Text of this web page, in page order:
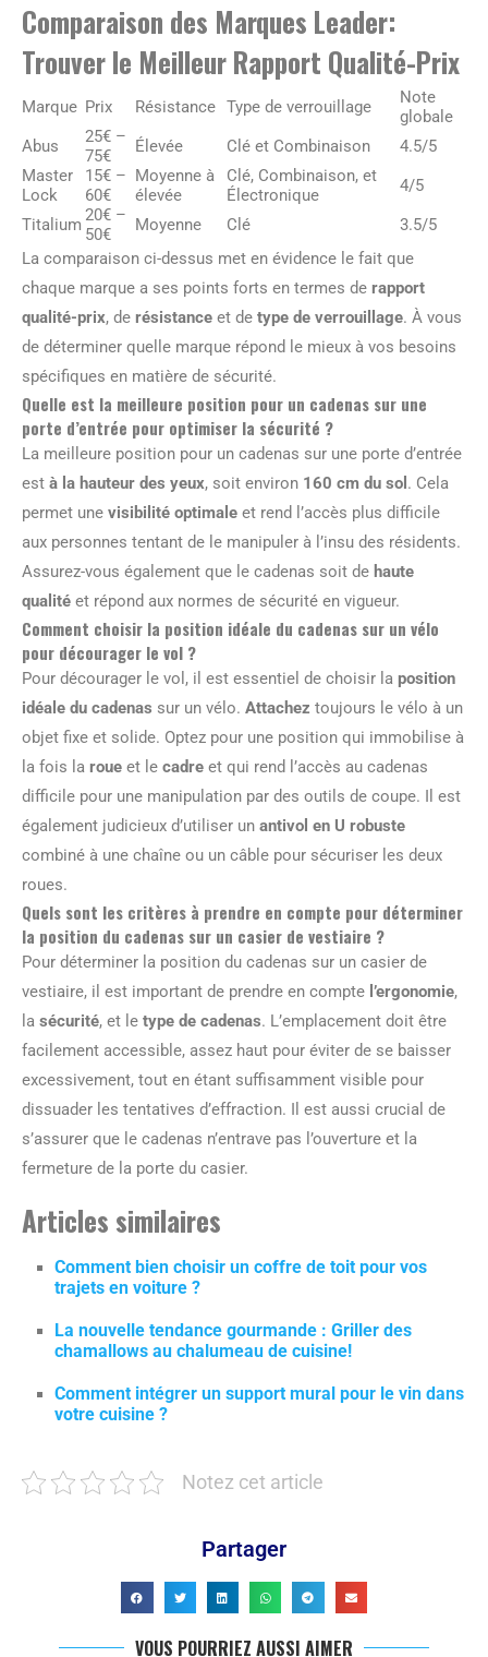
Comparaison des Marques Leader:
Trouver le Meilleur Rapport Qualité-Prix
Marque Prix Résistance Type de verrouillage
Note
globale
Abus
25€ –
75€
Élevée Clé et Combinaison
4.5/5
Master
Lock
15€ –
60€
Moyenne à
élevée
Clé, Combinaison, et
Électronique
4/5
Titalium 20€ –
50€
Moyenne Clé
3.5/5
La comparaison ci-dessus met en évidence le fait que
chaque marque a ses points forts en termes de rapport
qualité-prix, de résistance et de type de verrouillage. À vous
de déterminer quelle marque répond le mieux à vos besoins
spécifiques en matière de sécurité.
Quelle est la meilleure position pour un cadenas sur une
porte d’entrée pour optimiser la sécurité ?
La meilleure position pour un cadenas sur une porte d’entrée
est à la hauteur des yeux, soit environ 160 cm du sol . Cela
permet une visibilité optimale et rend l’accès plus difficile
aux personnes tentant de le manipuler à l’insu des résidents.
Assurez-vous également que le cadenas soit de haute
qualité et répond aux normes de sécurité en vigueur.
Comment choisir la position idéale du cadenas sur un vélo
pour décourager le vol ?
Pour décourager le vol, il est essentiel de choisir la position
idéale du cadenas sur un vélo. Attachez toujours le vélo à un
objet fixe et solide. Optez pour une position qui immobilise à
la fois la roue et le cadre et qui rend l’accès au cadenas
difficile pour une manipulation par des outils de coupe. Il est
également judicieux d’utiliser un antivol en U robuste
combiné à une chaîne ou un câble pour sécuriser les deux
roues.
Quels sont les critères à prendre en compte pour déterminer
la position du cadenas sur un casier de vestiaire ?
Pour déterminer la position du cadenas sur un casier de
vestiaire, il est important de prendre en compte l’ergonomie,
la sécurité, et le type de cadenas. L’emplacement doit être
facilement accessible, assez haut pour éviter de se baisser
excessivement, tout en étant suffisamment visible pour
dissuader les tentatives d’effraction. Il est aussi crucial de
s’assurer que le cadenas n’entrave pas l’ouverture et la
fermeture de la porte du casier.
Articles similaires
Comment bien choisir un coffre de toit pour vos
trajets en voiture ?
La nouvelle tendance gourmande : Griller des
chamallows au chalumeau de cuisine!
Comment intégrer un support mural pour le vin dans
votre cuisine ?
Notez cet article
Partager
VOUS POURRIEZ AUSSI AIMER